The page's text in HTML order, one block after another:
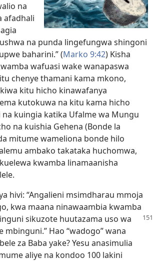
na
afadhali
na punda lingefungwa shingoni
baharini.” (Marko 9:42) Kisha
wafuasi wake wanapaswa
chenye thamani kama mkono,
kitu hicho kinawafanya
kutokuwa na kitu kama hicho
na kuingia katika Ufalme wa Mungu
na kuishia Gehena (Bonde la
mitume wameliona bonde hilo
ambako takataka huchomwa,
kwamba linamaanisha
hivi: “Angalieni msimdharau mmoja
kwa maana ninawaambia kwamba
sikuzote huutazama uso wa
mbinguni.” Hao “wadogo” wana
za Baba yake? Yesu anasimulia
aliye na kondoo 100 lakini